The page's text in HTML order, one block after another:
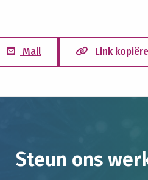
Mail Link
Steun ons